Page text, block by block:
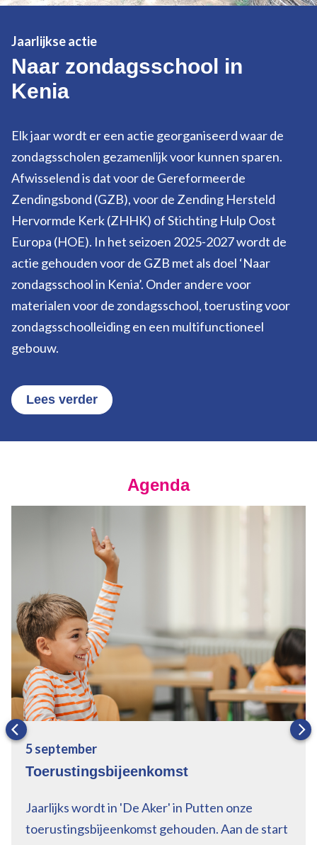
Jaarlijkse actie
Naar zondagsschool in
Kenia
Elk jaar wordt er een actie georganiseerd waar de
zondagsscholen gezamenlijk voor kunnen sparen.
Afwisselend is dat voor de Gereformeerde
Zendingsbond (GZB), voor de Zending Hersteld
Hervormde Kerk (ZHHK) of Stichting Hulp Oost
Europa (HOE). In het seizoen 2025-2027 wordt de
actie gehouden voor de GZB met als doel ‘Naar
zondagsschool in Kenia’. Onder andere voor
materialen voor de zondagsschool, toerusting voor
zondagsschoolleiding en een multifunctioneel
gebouw.
Lees verder
Agenda
5september
Toerustingsbijeenkomst
Jaarlijks wordt in 'De Aker' in Putten onze
toerustingsbijeenkomst gehouden. Aan de start